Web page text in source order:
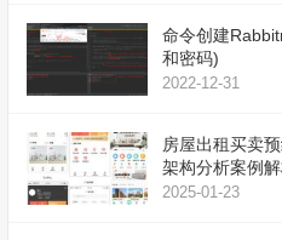
命令创建
和密码)
2022-12-31
房屋出租买卖
架构分析案例
2025-01-23